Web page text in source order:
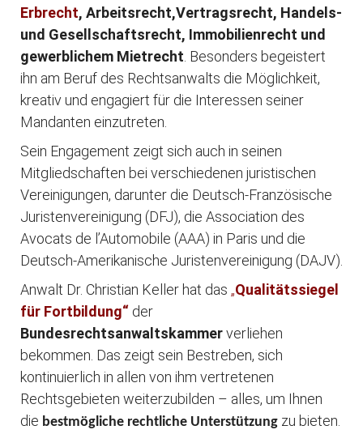
Erbrecht, Arbeitsrecht,Vertragsrecht, Handels-
und Gesellschaftsrecht, Immobilienrecht und
gewerblichem Mietrecht . Besonders begeistert
ihn am Beruf des Rechtsanwalts die Möglichkeit,
kreativ und engagiert für die Interessen seiner
Mandanten einzutreten.
Sein Engagement zeigt sich auch in seinen
Mitgliedschaften bei verschiedenen juristischen
Vereinigungen, darunter die Deutsch-Französische
Juristenvereinigung (DFJ), die Association des
Avocats de l’Automobile (AAA) in Paris und die
Deutsch-Amerikanische Juristenvereinigung (DAJV).
Anwalt Dr. Christian Keller hat das „Qualitätssiegel
für Fortbildung“ der
Bundesrechtsanwaltskammerverliehen
bekommen. Das zeigt sein Bestreben, sich
kontinuierlich in allen von ihm vertretenen
Rechtsgebieten weiterzubilden – alles, um Ihnen
die bestmögliche rechtliche Unterstützung zu bieten.